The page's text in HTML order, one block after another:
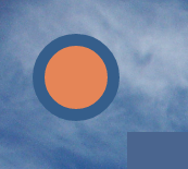
Skip
to
content